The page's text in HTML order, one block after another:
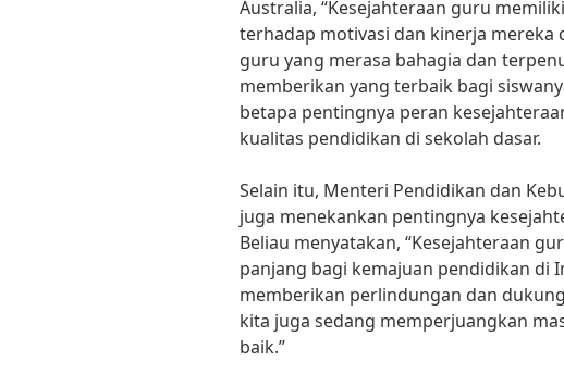
Australia, “Kesejahteraan guru
terhadap motivasi dan kinerja mereka
guru yang merasa bahagia dan
memberikan yang terbaik bagi
betapa pentingnya peran
kualitas pendidikan di sekolah dasar.
Selain itu, Menteri Pendidikan dan
juga menekankan pentingnya
Beliau menyatakan, “Kesejahteraan
panjang bagi kemajuan pendidikan di
memberikan perlindungan dan
kita juga sedang memperjuangkan
baik.”